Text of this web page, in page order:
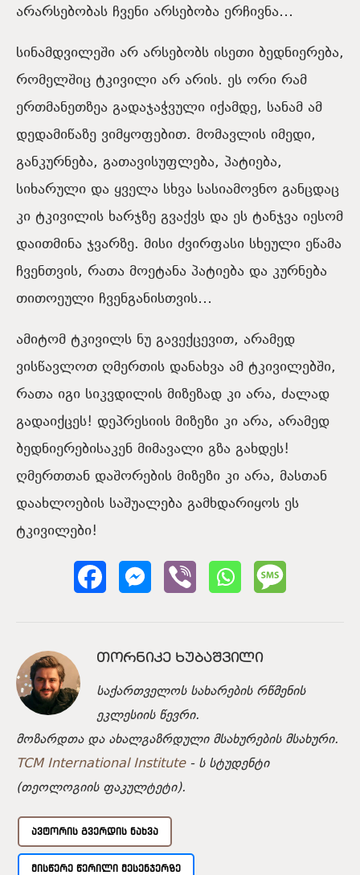
არარსებობას ჩვენი არსებობა ერჩივნა…
სინამდვილეში არ არსებობს ისეთი ბედნიერება,
რომელშიც ტკივილი არ არის. ეს ორი რამ
ერთმანეთზეა გადაჯაჭვული იქამდე, სანამ ამ
დედამიწაზე ვიმყოფებით. მომავლის იმედი,
განკურნება, გათავისუფლება, პატიება,
სიხარული და ყველა სხვა სასიამოვნო განცდაც
კი ტკივილის ხარჯზე გვაქვს და ეს ტანჯვა იესომ
დაითმინა ჯვარზე. მისი ძვირფასი სხეული ეწამა
ჩვენთვის, რათა მოეტანა პატიება და კურნება
თითოეული ჩვენგანისთვის…
ამიტომ ტკივილს ნუ გავექცევით, არამედ
ვისწავლოთ ღმერთის დანახვა ამ ტკივილებში,
რათა იგი სიკვდილის მიზეზად კი არა, ძალად
გადაიქცეს! დეპრესიის მიზეზი კი არა, არამედ
ბედნიერებისაკენ მიმავალი გზა გახდეს!
ღმერთთან დაშორების მიზეზი კი არა, მასთან
დაახლოების საშუალება გამხდარიყოს ეს
ტკივილები!
ᲗᲝᲠᲜᲘᲙᲔ ᲮᲣᲑᲐᲨᲕᲘᲚᲘ
საქართველოს სახარების რწმენის
ეკლესიის წევრი.
მოზარდთა და ახალგაზრდული მსახურების მსახური.
TCM International Institute- ს სტუდენტი
(თეოლოგიის ფაკულტეტი).
ᲐᲕᲢᲝᲠᲘᲡ ᲒᲕᲔᲠᲓᲘᲡ ᲜᲐᲮᲕᲐ
ᲛᲘᲡᲬᲔᲠᲔ ᲬᲔᲠᲘᲚᲘ ᲛᲔᲡᲔᲜᲯᲔᲠᲖᲔ